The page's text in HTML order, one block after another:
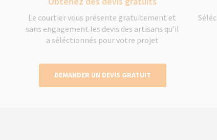
Le courtier vous présente gratuitement et
sans engagement les devis des artisans qu’il
a séléctionnés pour votre projet
DEMANDER UN DEVIS GRATUIT